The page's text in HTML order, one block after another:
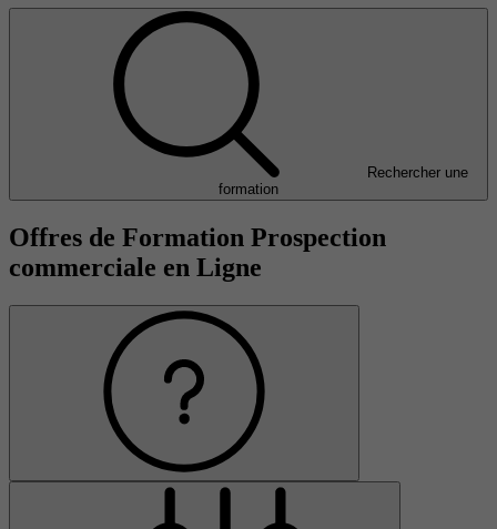
Rechercher une
formation
Offres de Formation Prospection
commerciale en Ligne